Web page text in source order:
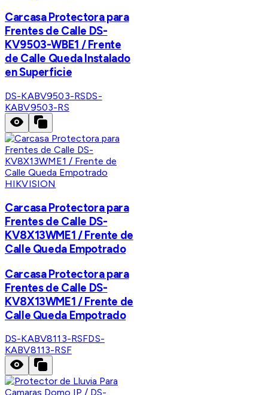
Carcasa Protectora para
Frentes de Calle DS-
KV9503-WBE1 / Frente
de Calle Queda Instalado
en Superficie
DS-KABV9503-RSDS-
KABV9503-RS
HIKVISION
Carcasa Protectora para
Frentes de Calle DS-
KV8X13WME1 / Frente de
Calle Queda Empotrado
Carcasa Protectora para
Frentes de Calle DS-
KV8X13WME1 / Frente de
Calle Queda Empotrado
DS-KABV8113-RSFDS-
KABV8113-RSF